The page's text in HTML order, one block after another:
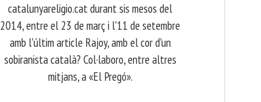
catalunyareligio.cat durant sis mesos del
2014, entre el 23 de març i l'11 de setembre
amb l'últim article Rajoy, amb el cor d'un
sobiranista català? Col·laboro, entre altres
mitjans, a «El Pregó».